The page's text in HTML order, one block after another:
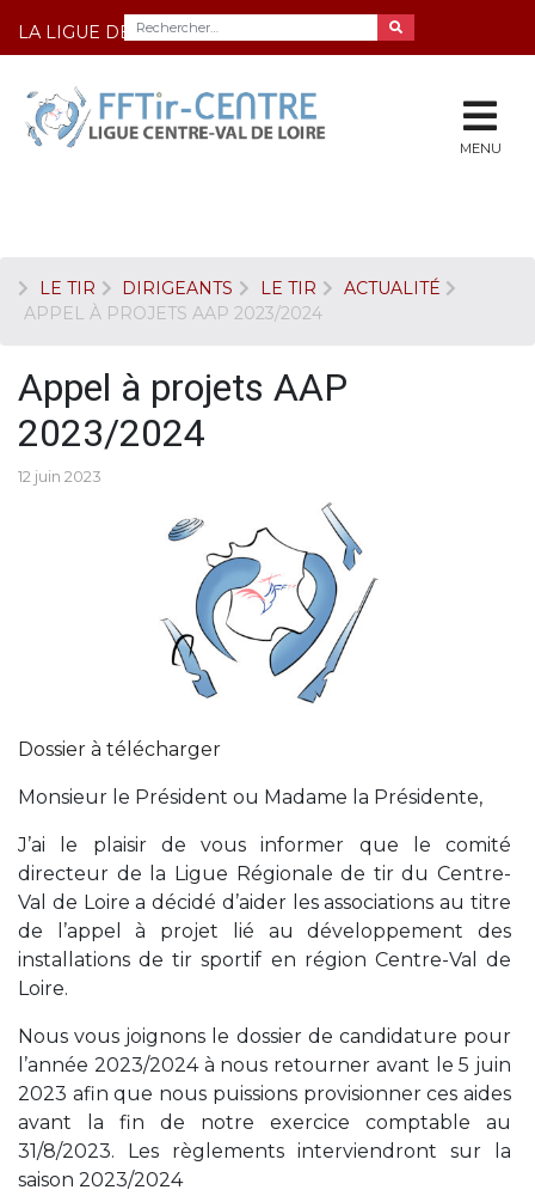
LA LIGUE DE TIR DU CENTRE
MENU
LE TIR DIRIGEANTS LE TIR
ACTUALITÉ
APPEL À PROJETS AAP 2023/2024
Appel à projets AAP
2023/2024
12 juin 2023
Dossier à télécharger
Monsieur le Président ou Madame la Présidente,
J’ai le plaisir de vous informer que le comité
directeur de la Ligue Régionale de tir du Centre-
Val de Loire a décidé d’aider les associations au titre
de l’appel à projet lié au développement des
installations de tir sportif en région Centre-Val de
Loire.
Nous vous joignons le dossier de candidature pour
l’année 2023/2024 à nous retourner avant le 5 juin
2023 afin que nous puissions provisionner ces aides
avant la fin de notre exercice comptable au
31/8/2023. Les règlements interviendront sur la
saison 2023/2024